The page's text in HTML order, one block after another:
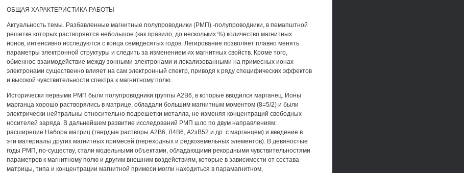
ОБЩАЯ ХАРАКТЕРИСТИКА РАБОТЫ
Актуальность темы. Разбавленные магнитные полупроводники (РМП) -полупроводники, в пемапштной
решетке которых растворяется небольшое (как правило, до нескольких %) количество магнитных
ионов, интенсивно исследуются с конца семидесятых годов. Легирование позволяет плавно менять
параметры электронной структуры и следить за изменением их магнитных свойств. Кроме того,
обменное взаимодействие между зонными электронами и локализованными на примесных ионах
электронами существенно влияет на сам электронный спектр, приводя к ряду специфических эффектов
и высокой чувствительности спектра к магнитному полю.
Исторически первыми РМП были полупроводники группы А2В6, в которые вводился марганец. Ионы
марганца хорошо растворялись в матрице, обладали большим магнитным моментом (8=5/2) и были
электрически нейтральны относительно подрешетки металла, не изменяя концентраций свободных
носителей заряда. В дальнейшем развитие исследований РМП шло по двум направлениям:
расширепие Набора матриц (твердые растворы А2В6, Л4В6, А2зВ52 и др. с марганцем) и введение в
эти материалы других магнитных примесей (переходных и редкоземельных элементов). В девяностые
годы РМП, по-существу, стали модельными объектами, обладающими рекордными чувствительностями
параметров к магнитному полю и другим внешним воздействиям, которые в зависимости от состава
матрицы, типа и концентрации магнитной примеси могли находиться в парамагнитном,